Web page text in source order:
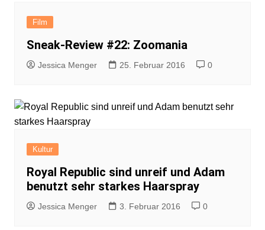
Film
Sneak-Review #22: Zoomania
Jessica Menger 25. Februar 2016 0
Kultur
Royal Republic sind unreif und Adam
benutzt sehr starkes Haarspray
Jessica Menger 3. Februar 2016 0